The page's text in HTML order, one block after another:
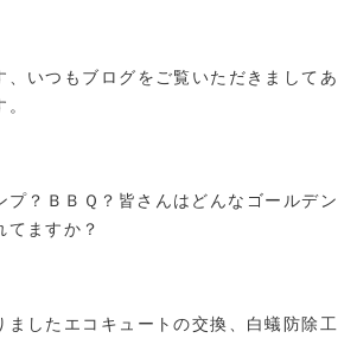
、いつもブログをご覧いただきましてあ
プ？ＢＢＱ？皆さんはどんなゴールデン
てますか？
ましたエコキュートの交換、白蟻防除工